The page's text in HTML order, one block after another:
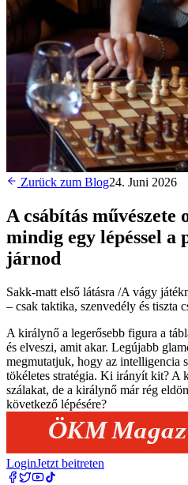
Zurück zum Blog24. Juni 2026
A csábítás művészete
mindig egy lépéssel
járnod
Sakk-matt első látásra /A vágy
– csak taktika, szenvedély és tiszta
A királynő a legerősebb figura a
és elveszi, amit akar. Legújabb
megmutatjuk, hogy az intelligencia
tökéletes stratégia. Ki irányít kit? A
szálakat, de a királynő már rég
következő lépésére?
LoginJetzt beitreten